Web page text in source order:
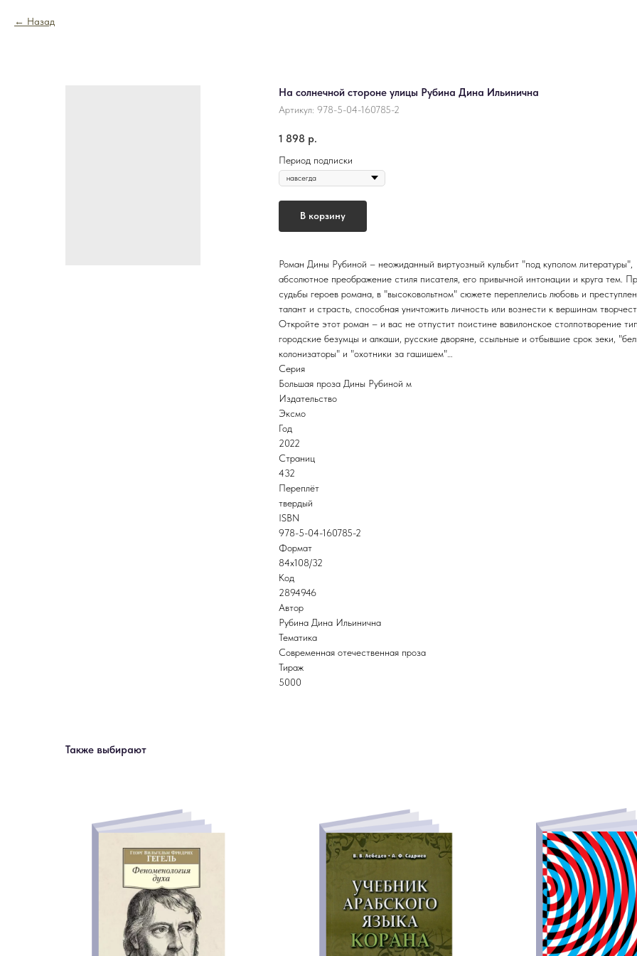
Назад
На солнечной стороне улицы Рубина Дина Ильинична
Артикул: 978-5-04-160785-2
1 898 р.
Период подписки
В корзину
Роман Дины Рубиной – неожиданный виртуозный кульбит "под куполом литературы",
абсолютное преображение стиля писателя, его привычной интонации и круга тем.
судьбы героев романа, в "высоковольтном" сюжете переплелись любовь и
талант и страсть, способная уничтожить личность или вознести к вершинам
Откройте этот роман – и вас не отпустит поистине вавилонское столпотворение
городские безумцы и алкаши, русские дворяне, ссыльные и отбывшие срок зеки,
колонизаторы" и "охотники за гашишем"…
Серия
Большая проза Дины Рубиной м
Издательство
Эксмо
Год
2022
Страниц
432
Переплёт
твердый
ISBN
978-5-04-160785-2
Формат
84x108/32
Код
2894946
Автор
Рубина Дина Ильинична
Тематика
Современная отечественная проза
Тираж
5000
Также выбирают